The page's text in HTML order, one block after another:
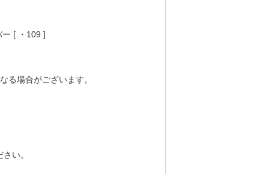
ー [ ・109 ]
る場合がございます。
い。